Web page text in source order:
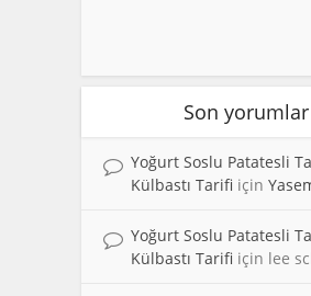
Son yorumlar
Yoğurt Soslu Patatesli
Külbastı Tarifi için
Yoğurt Soslu Patatesli
Külbastı Tarifi için lee